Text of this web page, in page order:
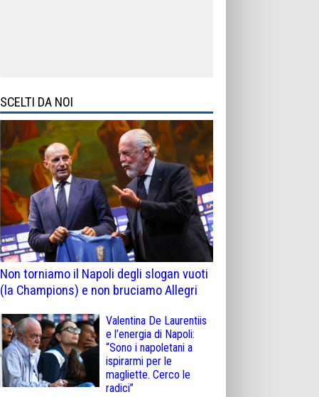
SCELTI DA NOI
Non torniamo il Napoli degli slogan vuoti
(la Champions) e non bruciamo Allegri
Valentina De Laurentiis
e l’energia di Napoli:
“Sono i napoletani a
ispirarmi per le
magliette. Cerco le
radici”